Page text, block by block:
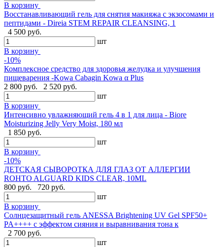
В корзину
Восстанавливающий гель для снятия макияжа с экзосомами и
пептидами - Direia STEM REPAIR CLEANSING, 1
4 500 руб.
шт
В корзину
-10%
Комплексное средство для здоровья желудка и улучшения
пищеварения -Kowa Cabagin Kowa α Plus
2 800 руб.
2 520 руб.
шт
В корзину
Интенсивно увлажняющий гель 4 в 1 для лица - Biore
Moisturizing Jelly Very Moist, 180 мл
1 850 руб.
шт
В корзину
-10%
ДЕТСКАЯ СЫВОРОТКА ДЛЯ ГЛАЗ ОТ АЛЛЕРГИИ
ROHTO ALGUARD KIDS CLEAR, 10ML
800 руб.
720 руб.
шт
В корзину
Солнцезащитный гель ANESSA Brightening UV Gel SPF50+
PA++++ с эффектом сияния и выравнивания тона к
2 700 руб.
шт